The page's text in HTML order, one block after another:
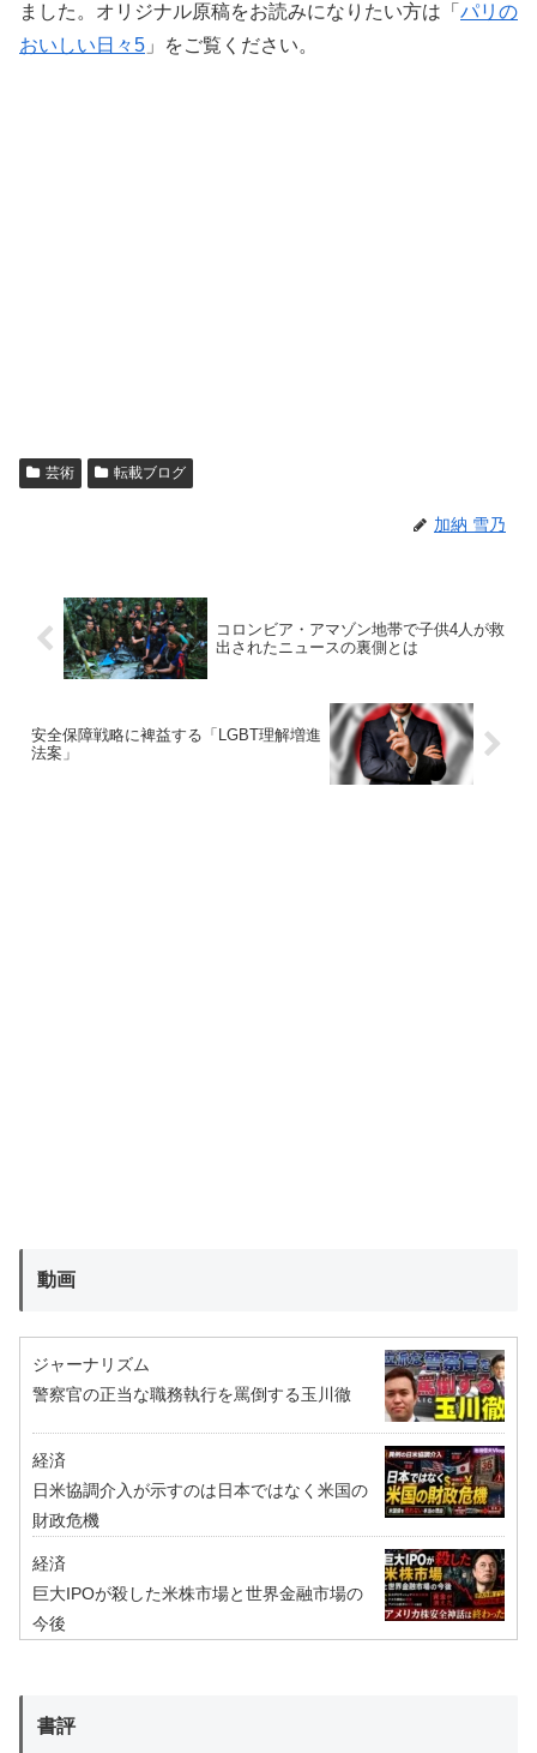
ました。オリジナル原稿をお読みになりたい方は「 パリの
おいしい日々5 」をご覧ください。
芸術 転載ブログ
加納 雪乃
コロンビア・アマゾン地帯で子供4人が救
出されたニュースの裏側とは
安全保障戦略に裨益する「LGBT理解増進
法案」
動画
ジャーナリズム
警察官の正当な職務執行を罵倒する玉川徹
経済
日米協調介入が示すのは日本ではなく米国の
財政危機
経済
巨大IPOが殺した米株市場と世界金融市場の
今後
書評